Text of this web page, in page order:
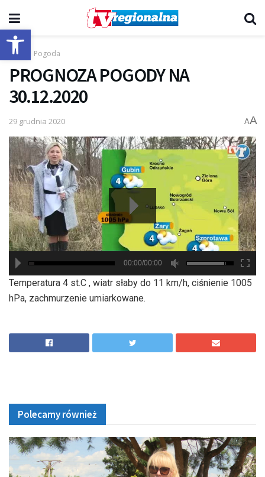
Otwórz pasek narzędzi
Start Pogoda
PROGNOZA POGODY NA
30.12.2020
29 grudnia 2020 AA
hd2880
hd2160
hd2160
hd1440
highres
hd1080
hd720
large
medium
small
tiny
00:00/00:00
Temperatura 4 st.C , wiatr słaby do 11 km/h, ciśnienie 1005
hPa, zachmurzenie umiarkowane.
Polecamy również